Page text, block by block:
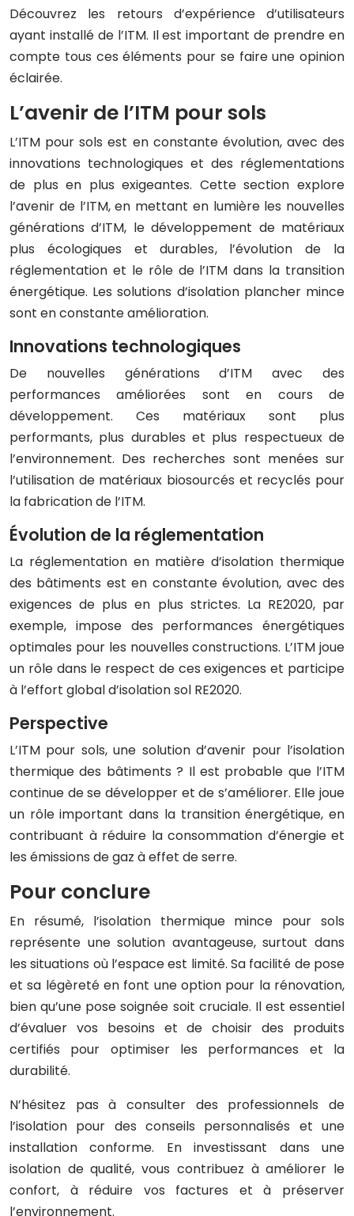
Découvrez les retours d’expérience d’utilisateurs
ayant installé de l’ITM. Il est important de prendre en
compte tous ces éléments pour se faire une opinion
éclairée.
L’avenir de l’ITM pour sols
L’ITM pour sols est en constante évolution, avec des
innovations technologiques et des réglementations
de plus en plus exigeantes. Cette section explore
l’avenir de l’ITM, en mettant en lumière les nouvelles
générations d’ITM, le développement de matériaux
plus écologiques et durables, l’évolution de la
réglementation et le rôle de l’ITM dans la transition
énergétique. Les solutions d’isolation plancher mince
sont en constante amélioration.
Innovations technologiques
De nouvelles générations d’ITM avec des
performances améliorées sont en cours de
développement. Ces matériaux sont plus
performants, plus durables et plus respectueux de
l’environnement. Des recherches sont menées sur
l’utilisation de matériaux biosourcés et recyclés pour
la fabrication de l’ITM.
Évolution de la réglementation
La réglementation en matière d’isolation thermique
des bâtiments est en constante évolution, avec des
exigences de plus en plus strictes. La RE2020, par
exemple, impose des performances énergétiques
optimales pour les nouvelles constructions. L’ITM joue
un rôle dans le respect de ces exigences et participe
à l’effort global d’isolation sol RE2020.
Perspective
L’ITM pour sols, une solution d’avenir pour l’isolation
thermique des bâtiments ? Il est probable que l’ITM
continue de se développer et de s’améliorer. Elle joue
un rôle important dans la transition énergétique, en
contribuant à réduire la consommation d’énergie et
les émissions de gaz à effet de serre.
Pour conclure
En résumé, l’isolation thermique mince pour sols
représente une solution avantageuse, surtout dans
les situations où l’espace est limité. Sa facilité de pose
et sa légèreté en font une option pour la rénovation,
bien qu’une pose soignée soit cruciale. Il est essentiel
d’évaluer vos besoins et de choisir des produits
certifiés pour optimiser les performances et la
durabilité.
N’hésitez pas à consulter des professionnels de
l’isolation pour des conseils personnalisés et une
installation conforme. En investissant dans une
isolation de qualité, vous contribuez à améliorer le
confort, à réduire vos factures et à préserver
l’environnement.